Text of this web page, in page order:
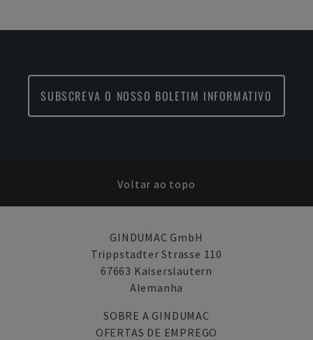
SUBSCREVA O NOSSO BOLETIM INFORMATIVO
Voltar ao topo
GINDUMAC GmbH
Trippstadter Strasse 110
67663 Kaiserslautern
Alemanha
SOBRE A GINDUMAC
OFERTAS DE EMPREGO